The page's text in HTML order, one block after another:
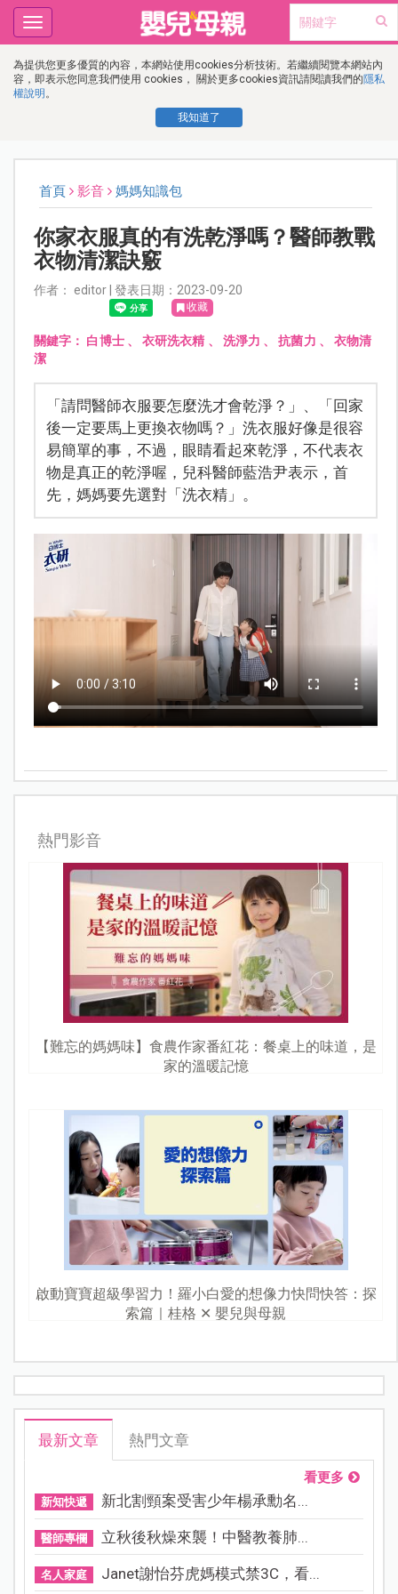
為提供您更多優質的內容，本網站使用cookies分析技術。若繼續閱覽本網站內
容，即表示您同意我們使用 cookies， 關於更多cookies資訊請閱讀我們的隱私
權說明 。
我知道了
Toggle
navigation
首頁 影音 媽媽知識包
你家衣服真的有洗乾淨嗎？醫師教戰
衣物清潔訣竅
作者： editor | 發表日期：2023-09-20
收藏
關鍵字： 白博士、衣研洗衣精 、 洗淨力 、抗菌力 、 衣物清
潔
「請問醫師衣服要怎麼洗才會乾淨？」、「回家
後一定要馬上更換衣物嗎？」洗衣服好像是很容
易簡單的事，不過，眼睛看起來乾淨，不代表衣
物是真正的乾淨喔，兒科醫師藍浩尹表示，首
先，媽媽要先選對「洗衣精」。
熱門影音
【難忘的媽媽味】食農作家番紅花：餐桌上的味道，是
家的溫暖記憶
啟動寶寶超級學習力！羅小白愛的想像力快問快答：探
索篇｜桂格 ✕ 嬰兒與母親
最新文章 熱門文章
看更多
新知快遞 新北割頸案受害少年楊承勳名...
醫師專欄 立秋後秋燥來襲！中醫教養肺...
名人家庭 Janet謝怡芬虎媽模式禁3C，看...